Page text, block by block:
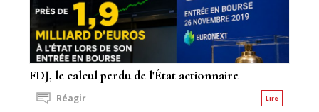
FDJ, le calcul perdu de l'État actionnaire
Lire
Réagir